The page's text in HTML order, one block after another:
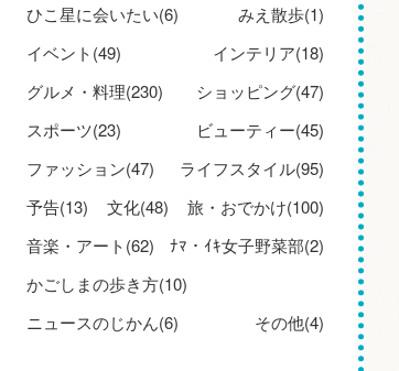
ひこ星に会いたい(6)
みえ散歩(1)
イベント(49)
インテリア(18)
グルメ・料理(230)
ショッピング(47)
スポーツ(23)
ビューティー(45)
ファッション(47)
ライフスタイル(95)
予告(13)
文化(48)
旅・おでかけ(100)
音楽・アート(62)
ﾅﾏ・ｲｷ女子野菜部(2)
かごしまの歩き方(10)
ニュースのじかん(6)
その他(4)